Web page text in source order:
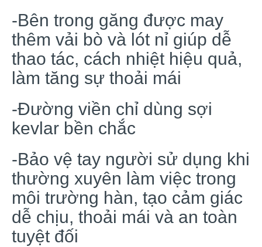
-Bên trong găng được may
thêm vải bò và lót nỉ giúp dễ
thao tác, cách nhiệt hiệu quả,
làm tăng sự thoải mái
-Đường viền chỉ dùng sợi
kevlar bền chắc
-Bảo vệ tay người sử dụng khi
thường xuyên làm việc trong
môi trường hàn, tạo cảm giác
dễ chịu, thoải mái và an toàn
tuyệt đối